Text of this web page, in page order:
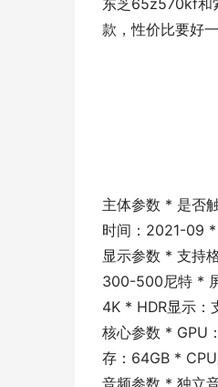
东芝65z570kf和
款，性价比要好
主体参数 * 是否
时间：2021-09
显示参数 * 支持
300-500尼特 *
4K * HDR显示：
核心参数 * GPU
存：64GB *